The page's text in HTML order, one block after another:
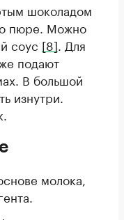
шоколадом
пюре. Можно
соус [8]. Для
подают
В большой
изнутри.
молока,